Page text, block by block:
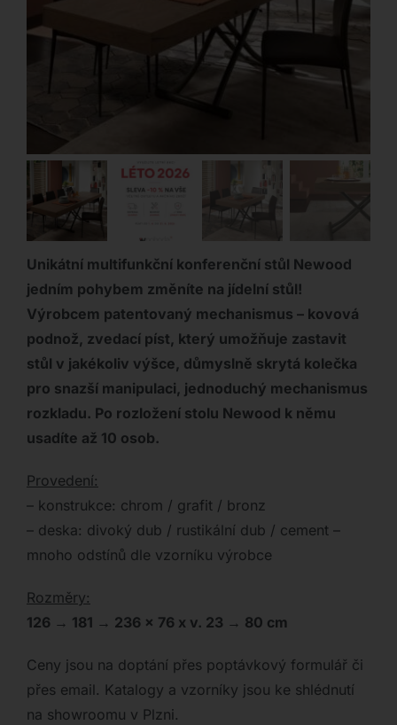
Unikátní multifunkční konferenční stůl Newood
jedním pohybem změníte na jídelní stůl!
Výrobcem patentovaný mechanismus – kovová
podnož, zvedací píst, který umožňuje zastavit
stůl v jakékoliv výšce, důmyslně skrytá kolečka
pro snazší manipulaci, jednoduchý mechanismus
rozkladu. Po rozložení stolu Newood k němu
usadíte až 10 osob.
Provedení:
– konstrukce: chrom / grafit / bronz
– deska: divoký dub / rustikální dub / cement –
mnoho odstínů dle vzorníku výrobce
Rozměry:
126 → 181 → 236 x 76 x v. 23 → 80 cm
Ceny jsou na doptání přes poptávkový formulář či
přes email. Katalogy a vzorníky jsou ke shlédnutí
na showroomu v Plzni.